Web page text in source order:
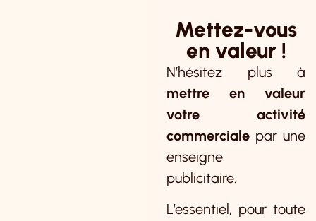
Mettez-vous
en valeur !
N’hésitez plus à
mettre en valeur
votre activité
commerciale par une
enseigne
publicitaire.
L’essentiel, pour toute